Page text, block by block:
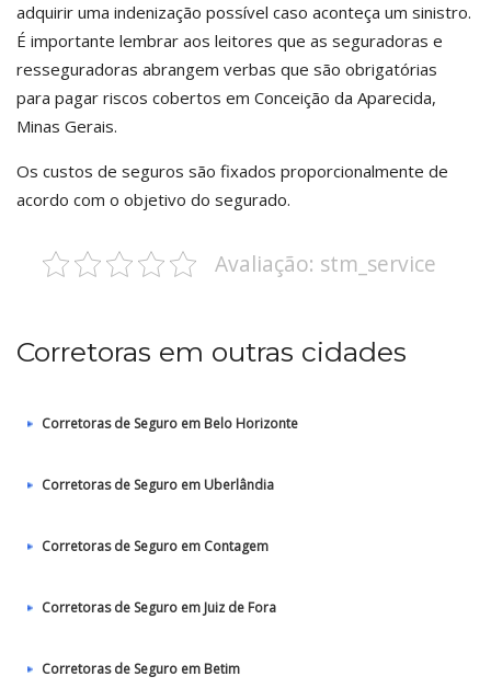
adquirir uma indenização possível caso aconteça um sinistro.
É importante lembrar aos leitores que as seguradoras e
resseguradoras abrangem verbas que são obrigatórias
para pagar riscos cobertos em Conceição da Aparecida,
Minas Gerais.
Os custos de seguros são fixados proporcionalmente de
acordo com o objetivo do segurado.
Avaliação: stm_service
Corretoras em outras cidades
Corretoras de Seguro em Belo Horizonte
Corretoras de Seguro em Uberlândia
Corretoras de Seguro em Contagem
Corretoras de Seguro em Juiz de Fora
Corretoras de Seguro em Betim